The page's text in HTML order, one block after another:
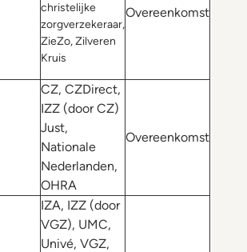
christelijke
zorgverzekeraar,
ZieZo, Zilveren
Kruis
Overeenkomst
CZ, CZDirect,
IZZ (door CZ)
Just,
Nationale
Nederlanden,
OHRA
Overeenkomst
IZA, IZZ (door
VGZ), UMC,
Univé, VGZ,